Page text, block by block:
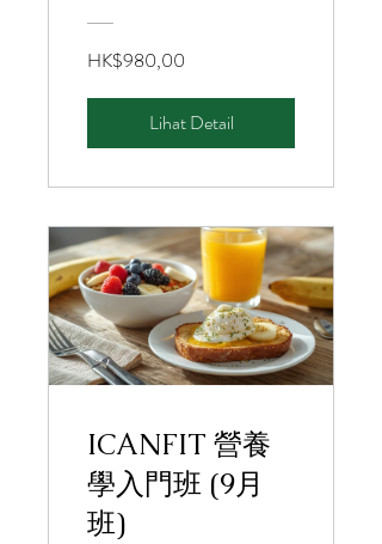
HK$980,00
Lihat Detail
ICANFIT 營養
學入門班 (9月
班)